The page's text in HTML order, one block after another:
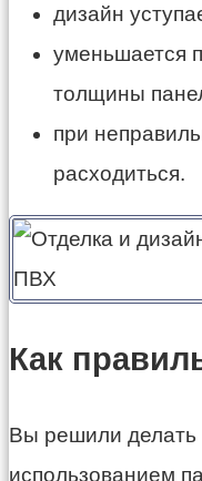
дизайн
уменьшается
толщины
при
расходиться.
Как
Вы решили делать
использованием